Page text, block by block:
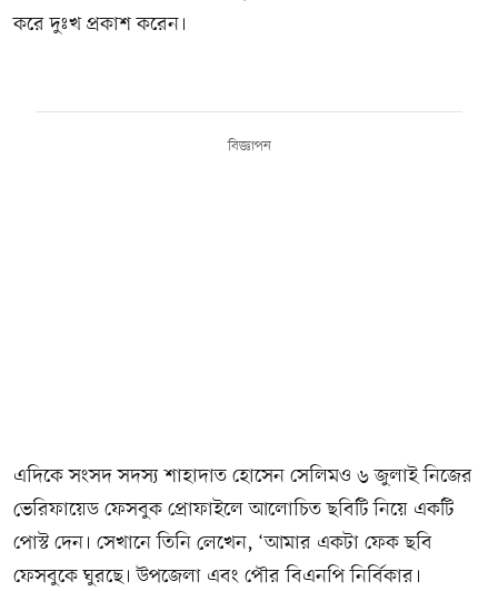
করে দুঃখ প্রকাশ করেন।
বিজ্ঞাপন
এদিকে সংসদ সদস্য শাহাদাত হোসেন সেলিমও ৬ জুলাই নিজের
ভেরিফায়েড ফেসবুক প্রোফাইলে আলোচিত ছবিটি নিয়ে একটি
পোস্ট দেন। সেখানে তিনি লেখেন, ‘আমার একটা ফেক ছবি
ফেসবুকে ঘুরছে। উপজেলা এবং পৌর বিএনপি নির্বিকার।